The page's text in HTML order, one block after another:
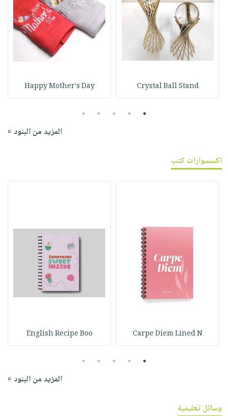
Crystal Ball Stand
Happy Mother's Day
1
2
3
4
5
المزيد من البنود »
اكسسوارات كتب
Carpe Diem Lined N
English Recipe Boo
1
2
3
4
5
المزيد من البنود »
وسائل تعليمية